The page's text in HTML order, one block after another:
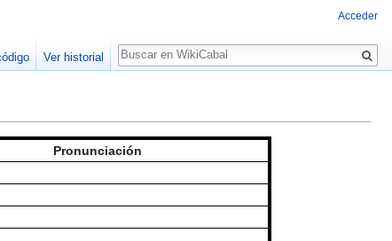
Pronunciación
Acceder
Ver historial
Buscar